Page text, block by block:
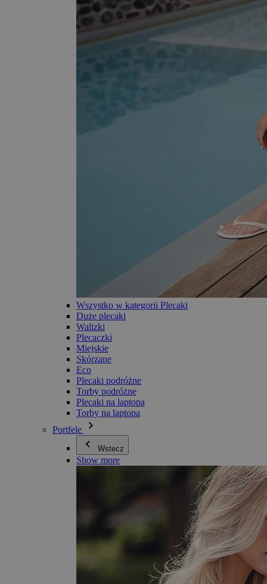
Wszystko w kategorii Plecaki
Duże plecaki
Walizki
Plecaczki
Miejskie
Skórzane
Eco
Plecaki podróżne
Torby podróżne
Plecaki na laptopa
Torby na laptopa
Portfele
Wstecz
Show more